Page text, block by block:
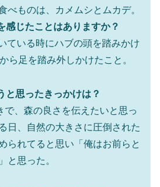
べものは、カメムシとムカデ。
感じたことはありますか？
ている時にハブの頭を踏みかけ
ら足を踏み外しかけたこと。
と思ったきっかけは？
で、森の良さを伝えたいと思っ
日、自然の大きさに圧倒された
られてると思い「俺はお前らと
と思った。